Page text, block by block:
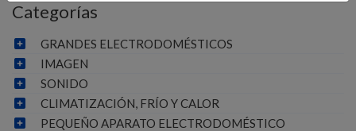
Categorías
GRANDES ELECTRODOMÉSTICOS
IMAGEN
SONIDO
CLIMATIZACIÓN, FRÍO Y CALOR
PEQUEÑO APARATO ELECTRODOMÉSTICO